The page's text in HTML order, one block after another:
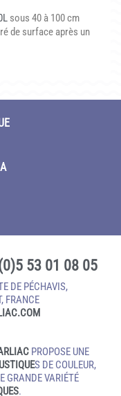
sous 40 à 100 cm
de surface après un
53 01 08 05
DE PÉCHAVIS,
FRANCE
PROPOSE UNE
S DE COULEUR,
GRANDE VARIÉTÉ
.